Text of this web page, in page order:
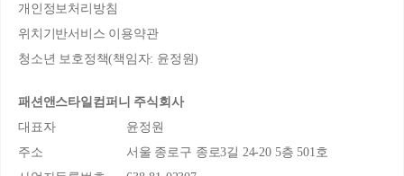
개인정보처리방침
위치기반서비스 이용약관
청소년 보호정책(책임자: 윤정원)
패션앤스타일컴퍼니 주식회사
대표자
윤정원
주소
서울 종로구 종로3길 24-20 5층 501호